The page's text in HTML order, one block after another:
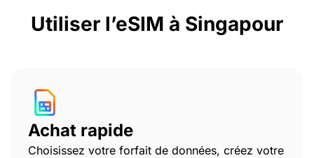
Utiliser l’eSIM à Singapour
Achat rapide
Choisissez votre forfait de données, créez votre